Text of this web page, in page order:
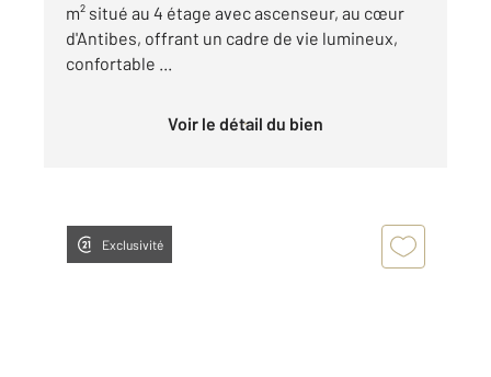
m² situé au 4 étage avec ascenseur, au cœur
d'Antibes, offrant un cadre de vie lumineux,
confortable ...
Voir le détail du bien
Exclusivité